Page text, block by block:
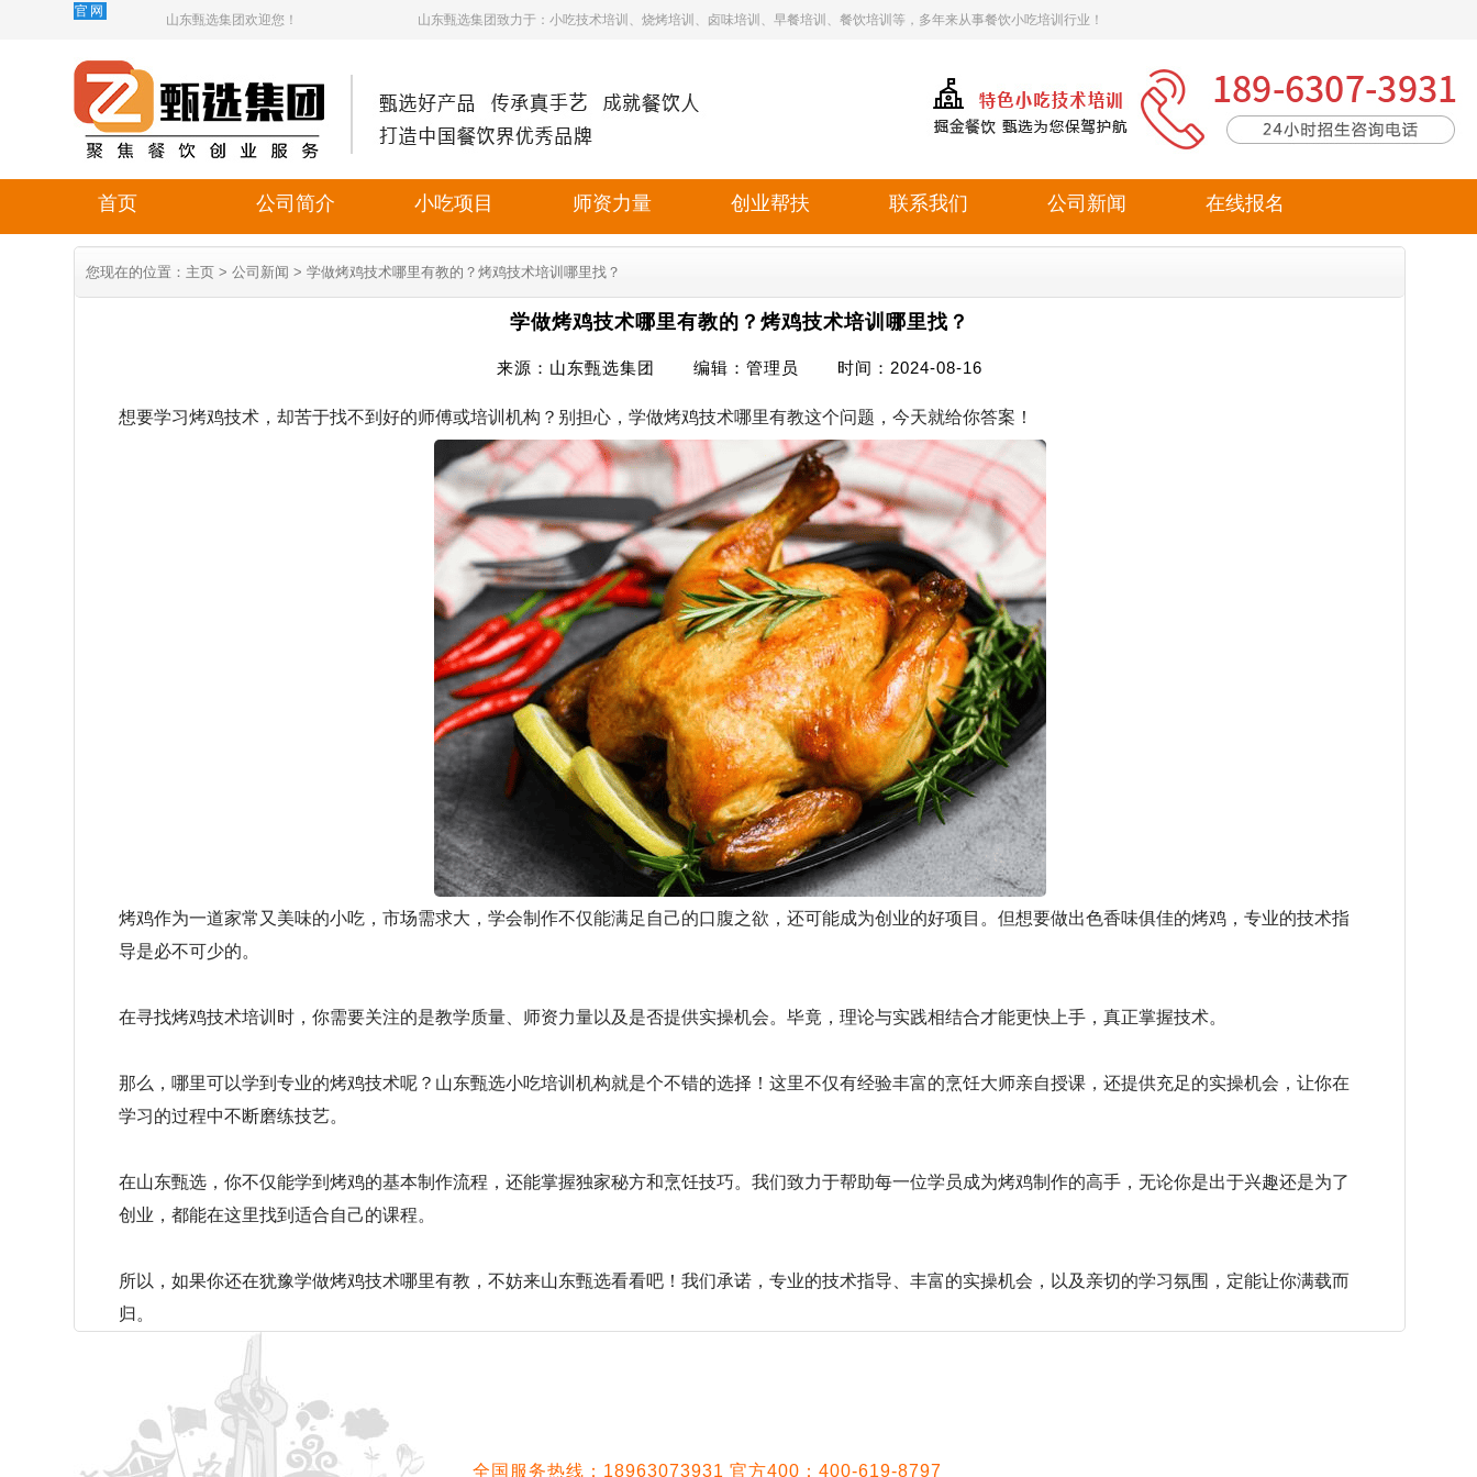
官网
山东甄选集团欢迎您！ 山东甄选集团致力于：小吃技术培训、烧烤培训、卤味培训、早餐培训、餐饮培训等，多年来从事餐饮小吃培训行业！
首页 公司简介 小吃项目 师资力量 创业帮扶 联系我们 公司新闻 在线报名
您现在的位置： 主页 > 公司新闻 > 学做烤鸡技术哪里有教的？烤鸡技术培训哪里找？
学做烤鸡技术哪里有教的？烤鸡技术培训哪里找？
来源：山东甄选集团 编辑：管理员 时间：2024-08-16
想要学习烤鸡技术，却苦于找不到好的师傅或培训机构？别担心，学做烤鸡技术哪里有教这个问题，今天就给你答案！
烤鸡作为一道家常又美味的小吃，市场需求大，学会制作不仅能满足自己的口腹之欲，还可能成为创业的好项目。但想要做出色香味俱佳的烤鸡，专业的技术指
导是必不可少的。
在寻找烤鸡技术培训时，你需要关注的是教学质量、师资力量以及是否提供实操机会。毕竟，理论与实践相结合才能更快上手，真正掌握技术。
那么，哪里可以学到专业的烤鸡技术呢？山东甄选小吃培训机构就是个不错的选择！这里不仅有经验丰富的烹饪大师亲自授课，还提供充足的实操机会，让你在
学习的过程中不断磨练技艺。
在山东甄选，你不仅能学到烤鸡的基本制作流程，还能掌握独家秘方和烹饪技巧。我们致力于帮助每一位学员成为烤鸡制作的高手，无论你是出于兴趣还是为了
创业，都能在这里找到适合自己的课程。
所以，如果你还在犹豫学做烤鸡技术哪里有教，不妨来山东甄选看看吧！我们承诺，专业的技术指导、丰富的实操机会，以及亲切的学习氛围，定能让你满载而
归。
全国服务热线：18963073931 官方400：400-619-8797